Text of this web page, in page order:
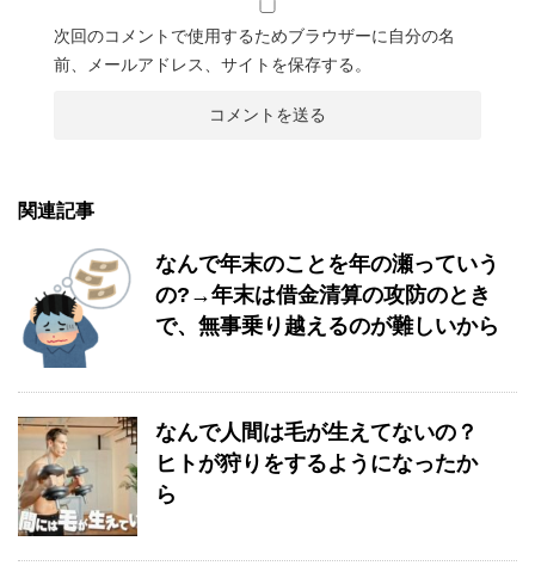
次回のコメントで使用するためブラウザーに自分の名
前、メールアドレス、サイトを保存する。
関連記事
なんで年末のことを年の瀬っていう
の?→年末は借金清算の攻防のとき
で、無事乗り越えるのが難しいから
なんで人間は毛が生えてないの？
ヒトが狩りをするようになったか
ら